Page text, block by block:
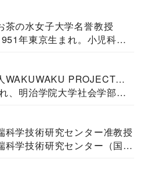
茶の水女子大学名誉教授
年東京生まれ。小児科
WAKUWAKU PROJECT
言語聴覚士・社会福祉士
、明治学院大学社会学部福
科学技術研究センター准教授
科学技術研究センター（国際